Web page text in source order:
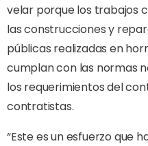
velar porque los trabajos
las construcciones y
públicas realizadas en
cumplan con las normas
los requerimientos del
contratistas.
“Este es un esfuerzo que